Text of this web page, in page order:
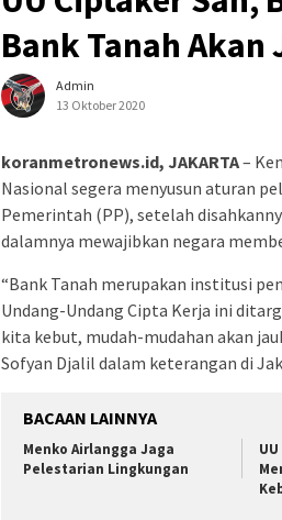
Bank Tanah Akan
Admin
13 Oktober 2020
koranmetronews.id, JAKARTA–
Nasional segera menyusun aturan
Pemerintah (PP), setelah
dalamnya mewajibkan negara
“Bank Tanah merupakan institusi
Undang-Undang Cipta Kerja ini
kita kebut, mudah-mudahan akan
Sofyan Djalil dalam keterangan di
BACAAN LAINNYA
Menko Airlangga Jaga
Pelestarian Lingkungan